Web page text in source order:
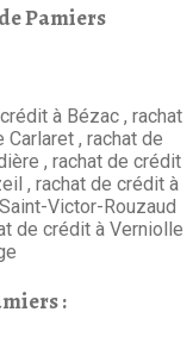
Pamiers
à Bézac , rachat
, rachat de
, rachat de crédit
, rachat de crédit à
Victor-Rouzaud
de crédit à Verniolle
: